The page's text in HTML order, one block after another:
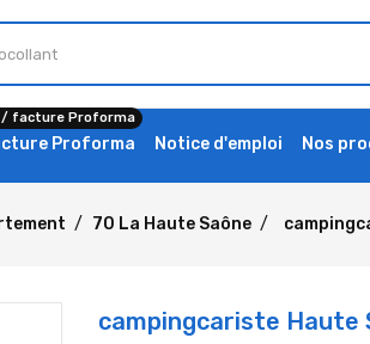
Proforma
/ facture Proforma
Notice d'emploi Nos
70 La Haute Saône
campingcariste Haute